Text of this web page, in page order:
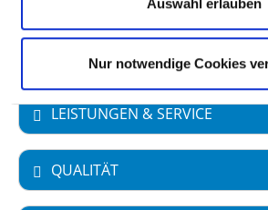
Auswahl erlauben
Nur notwendige Cookies
FACHABTEILUNGEN
LEISTUNGEN & SERVICE
QUALITÄT